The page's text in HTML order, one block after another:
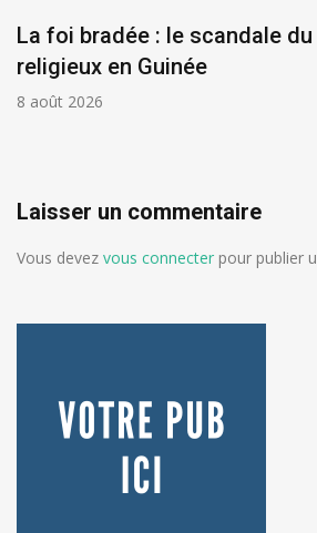
La foi bradée : le scandale
religieux en Guinée
8 août 2026
Laisser un commentaire
Vous devez vous connecter pour publier